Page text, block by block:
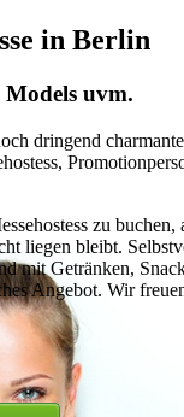
in Berlin
Models uvm.
dringend
zu
liegen bleibt.
mit Getränken,
Angebot. Wir